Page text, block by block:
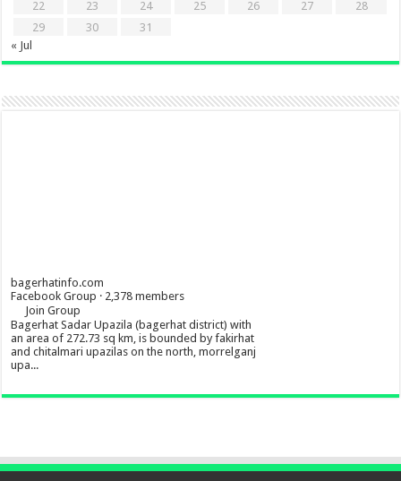
22
23 24 25 26 27
28
29
30
31
« Jul
bagerhatinfo.com
Facebook Group · 2,378 members
Join Group
Bagerhat Sadar Upazila (bagerhat district) with
an area of 272.73 sq km, is bounded by fakirhat
and chitalmari upazilas on the north, morrelganj
upa...